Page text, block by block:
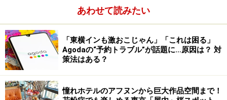
ホテル公式サイトで最安値宣言！
あわせて読みたい
「東横インも激おこじゃん」「これは困る」
Agodaの“予約トラブル”が話題に…原因は？ 対
策法はある？
憧れホテルのアフヌンから巨大作品空間まで！